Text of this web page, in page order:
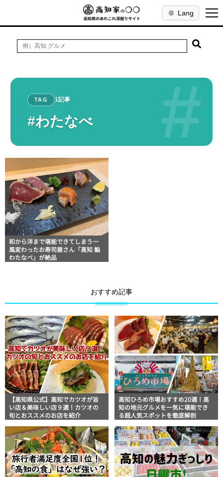
Lang
#
TAG 1記事
#わたなべ
和から洋まで堪能できてしまう一
風変わったお寿司屋さん「高知 鮨
わたなべ」が絶品
おすすめ記事
【高知県公式】高知でカツオが旨
い店＆美味しい店９選！カツオの
旬とおススメのお店を紹介
高知ひろめ市場おすすめ20選！高
知の地元グルメを一気に堪能でき
る超人気スポットを徹底解剖